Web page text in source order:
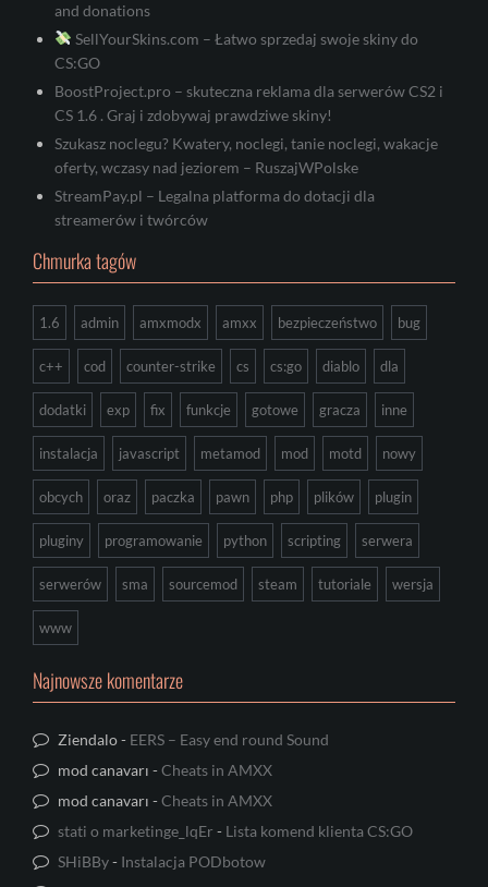
and donations
SellYourSkins.com – Łatwo sprzedaj swoje skiny do
CS:GO
BoostProject.pro – skuteczna reklama dla serwerów CS2 i
CS 1.6 . Graj i zdobywaj prawdziwe skiny!
Szukasz noclegu? Kwatery, noclegi, tanie noclegi, wakacje
oferty, wczasy nad jeziorem – RuszajWPolske
StreamPay.pl – Legalna platforma do dotacji dla
streamerów i twórców
Chmurka tagów
1.6 admin amxmodx amxx bezpieczeństwo bug
c++ cod counter-strike cs cs:go diablo dla
dodatki exp fix funkcje gotowe gracza inne
instalacja javascript metamod mod motd nowy
obcych oraz paczka pawn php plików plugin
pluginy programowanie python scripting serwera
serwerów sma sourcemod steam tutoriale wersja
www
Najnowsze komentarze
Ziendalo- EERS – Easy end round Sound
mod canavarı -Cheats in AMXX
mod canavarı -Cheats in AMXX
stati o marketinge_lqEr - Lista komend klienta CS:GO
SHiBBy- Instalacja PODbotow